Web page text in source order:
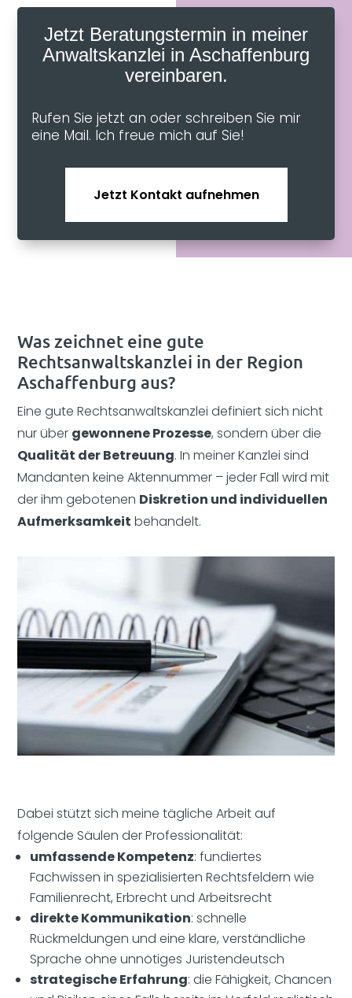
Jetzt Beratungstermin in meiner
Anwaltskanzlei in Aschaffenburg
vereinbaren.
Rufen Sie jetzt an oder schreiben Sie mir
eine Mail. Ich freue mich auf Sie!
Jetzt Kontakt aufnehmen
Was zeichnet eine gute
Rechtsanwaltskanzlei in der Region
Aschaffenburg aus?
Eine gute Rechtsanwaltskanzlei definiert sich nicht
nur über gewonnene Prozesse, sondern über die
Qualität der Betreuung. In meiner Kanzlei sind
Mandanten keine Aktennummer – jeder Fall wird mit
der ihm gebotenen Diskretion und individuellen
Aufmerksamkeit behandelt.
Dabei stützt sich meine tägliche Arbeit auf
folgende Säulen der Professionalität:
umfassende Kompetenz: fundiertes
Fachwissen in spezialisierten Rechtsfeldern wie
Familienrecht, Erbrecht und Arbeitsrecht
direkte Kommunikation: schnelle
Rückmeldungen und eine klare, verständliche
Sprache ohne unnötiges Juristendeutsch
strategische Erfahrung: die Fähigkeit, Chancen